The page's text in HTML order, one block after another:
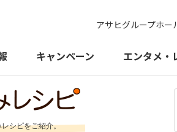
アサヒグループホー
キャンペーン エンタメ・
シピをご紹介。